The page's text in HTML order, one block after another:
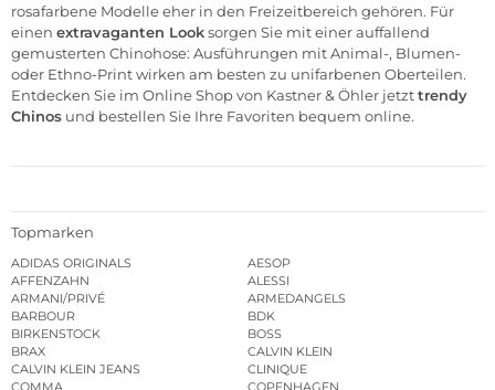
rosafarbene Modelle eher in den Freizeitbereich gehören. Für
einen extravaganten Looksorgen Sie mit einer auffallend
gemusterten Chinohose: Ausführungen mit Animal-, Blumen-
oder Ethno-Print wirken am besten zu unifarbenen Oberteilen.
Entdecken Sie im Online Shop von Kastner & Öhler jetzttrendy
Chinos und bestellen Sie Ihre Favoriten bequem online.
Topmarken
ADIDAS ORIGINALS
AESOP
AFFENZAHN
ALESSI
ARMANI/PRIVÉ
ARMEDANGELS
BARBOUR
BDK
BIRKENSTOCK
BOSS
BRAX
CALVIN KLEIN
CALVIN KLEIN JEANS
CLINIQUE